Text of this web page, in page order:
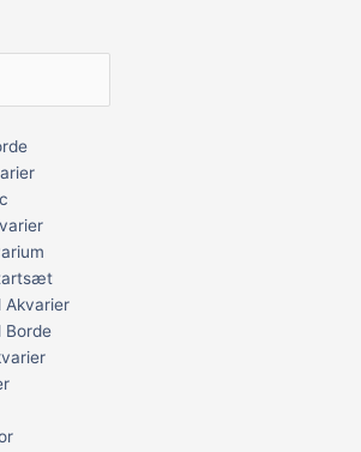
Akvarier
Borde